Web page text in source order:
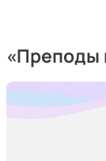
«Преподы